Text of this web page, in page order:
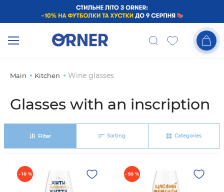
Main Kitchen Wine glasses
Glasses with an inscription
Filter Sorting Categories
- 10 % - 50 %